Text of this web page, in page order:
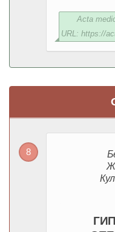
Acta
URL: https://